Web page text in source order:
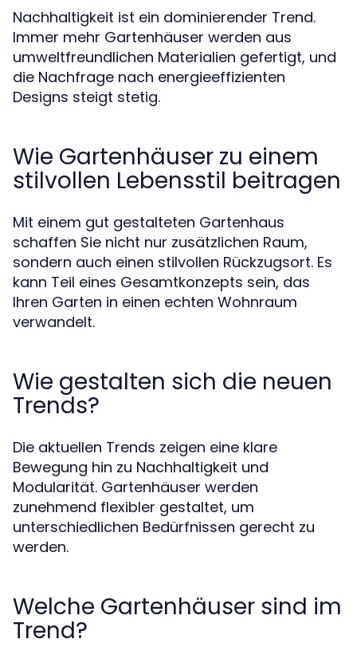
Nachhaltigkeit ist ein dominierender Trend.
Immer mehr Gartenhäuser werden aus
umweltfreundlichen Materialien gefertigt, und
die Nachfrage nach energieeffizienten
Designs steigt stetig.
Wie Gartenhäuser zu einem
stilvollen Lebensstil beitragen
Mit einem gut gestalteten Gartenhaus
schaffen Sie nicht nur zusätzlichen Raum,
sondern auch einen stilvollen Rückzugsort. Es
kann Teil eines Gesamtkonzepts sein, das
Ihren Garten in einen echten Wohnraum
verwandelt.
Wie gestalten sich die neuen
Trends?
Die aktuellen Trends zeigen eine klare
Bewegung hin zu Nachhaltigkeit und
Modularität. Gartenhäuser werden
zunehmend flexibler gestaltet, um
unterschiedlichen Bedürfnissen gerecht zu
werden.
Welche Gartenhäuser sind im
Trend?